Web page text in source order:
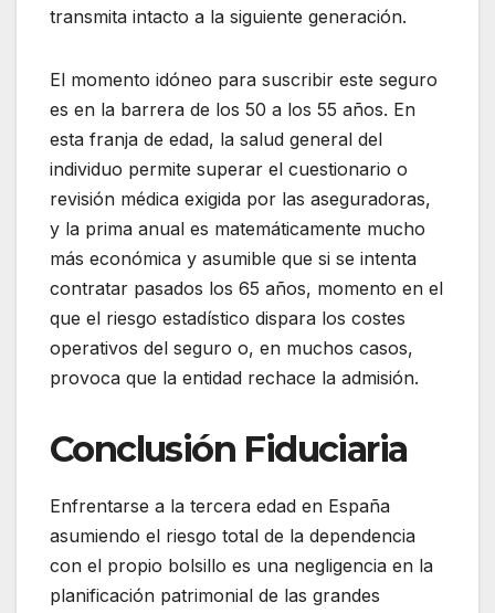
transmita intacto a la siguiente generación.
El momento idóneo para suscribir este seguro
es en la barrera de los 50 a los 55 años. En
esta franja de edad, la salud general del
individuo permite superar el cuestionario o
revisión médica exigida por las aseguradoras,
y la prima anual es matemáticamente mucho
más económica y asumible que si se intenta
contratar pasados los 65 años, momento en el
que el riesgo estadístico dispara los costes
operativos del seguro o, en muchos casos,
provoca que la entidad rechace la admisión.
Conclusión Fiduciaria
Enfrentarse a la tercera edad en España
asumiendo el riesgo total de la dependencia
con el propio bolsillo es una negligencia en la
planificación patrimonial de las grandes